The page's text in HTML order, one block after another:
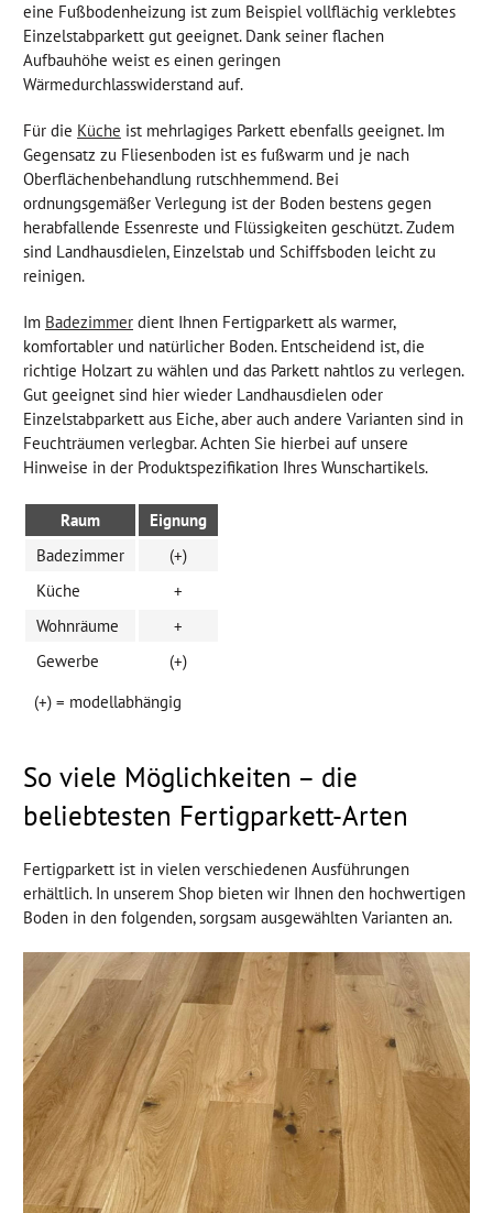
eine Fußbodenheizung ist zum Beispiel vollflächig verklebtes
Einzelstabparkett gut geeignet. Dank seiner flachen
Aufbauhöhe weist es einen geringen
Wärmedurchlasswiderstand auf.
Für die Küche ist mehrlagiges Parkett ebenfalls geeignet. Im
Gegensatz zu Fliesenboden ist es fußwarm und je nach
Oberflächenbehandlung rutschhemmend. Bei
ordnungsgemäßer Verlegung ist der Boden bestens gegen
herabfallende Essenreste und Flüssigkeiten geschützt. Zudem
sind Landhausdielen, Einzelstab und Schiffsboden leicht zu
reinigen.
Im Badezimmer dient Ihnen Fertigparkett als warmer,
komfortabler und natürlicher Boden. Entscheidend ist, die
richtige Holzart zu wählen und das Parkett nahtlos zu verlegen.
Gut geeignet sind hier wieder Landhausdielen oder
Einzelstabparkett aus Eiche, aber auch andere Varianten sind in
Feuchträumen verlegbar. Achten Sie hierbei auf unsere
Hinweise in der Produktspezifikation Ihres Wunschartikels.
Raum
Eignung
Badezimmer
(+)
Küche
+
Wohnräume
+
Gewerbe
(+)
(+) = modellabhängig
So viele Möglichkeiten – die
beliebtesten Fertigparkett-Arten
Fertigparkett ist in vielen verschiedenen Ausführungen
erhältlich. In unserem Shop bieten wir Ihnen den hochwertigen
Boden in den folgenden, sorgsam ausgewählten Varianten an.